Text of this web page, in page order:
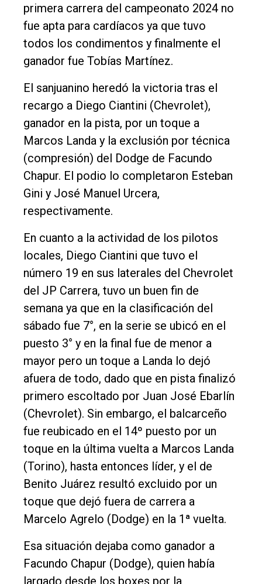
Entrevistas
Rural
Deportes
Fúnebres
Edición
Empresa
Nosotros
Contacto
primera carrera del campeonato 2024 no
fue apta para cardíacos ya que tuvo
todos los condimentos y finalmente el
ganador fue Tobías Martínez.
El sanjuanino heredó la victoria tras el
recargo a Diego Ciantini (Chevrolet),
ganador en la pista, por un toque a
Marcos Landa y la exclusión por técnica
(compresión) del Dodge de Facundo
Chapur. El podio lo completaron Esteban
Gini y José Manuel Urcera,
respectivamente.
En cuanto a la actividad de los pilotos
locales, Diego Ciantini que tuvo el
número 19 en sus laterales del Chevrolet
del JP Carrera, tuvo un buen fin de
semana ya que en la clasificación del
sábado fue 7°, en la serie se ubicó en el
puesto 3° y en la final fue de menor a
mayor pero un toque a Landa lo dejó
afuera de todo, dado que en pista finalizó
primero escoltado por Juan José Ebarlín
(Chevrolet). Sin embargo, el balcarceño
fue reubicado en el 14º puesto por un
toque en la última vuelta a Marcos Landa
(Torino), hasta entonces líder, y el de
Benito Juárez resultó excluido por un
toque que dejó fuera de carrera a
Marcelo Agrelo (Dodge) en la 1ª vuelta.
Esa situación dejaba como ganador a
Facundo Chapur (Dodge), quien había
largado desde los boxes por la